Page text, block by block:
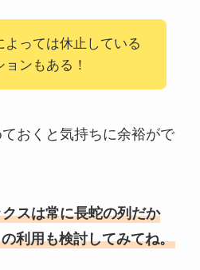
よっては休止している
ンもある！
おくと気持ちに余裕がで
スは常に長蛇の列だか
利用も検討してみてね。